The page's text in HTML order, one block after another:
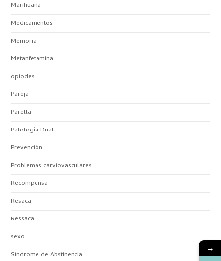
Marihuana
Medicamentos
Memoria
Metanfetamina
opiodes
Pareja
Parella
Patología Dual
Prevención
Problemas carviovasculares
Recompensa
Resaca
Ressaca
sexo
Síndrome de Abstinencia
→